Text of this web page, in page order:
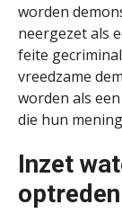
worden
neergezet als
feite
vreedzame
worden als
die hun
Inzet
optreden